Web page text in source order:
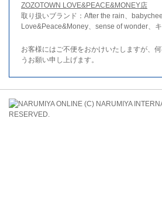
ZOZOTOWN LOVE&PEACE&MONEY店
取り扱いブランド：After the rain、
Love&Peace&Money、sense of wonder、
お客様にはご不便をおかけいたしますが、
うお願い申し上げます。